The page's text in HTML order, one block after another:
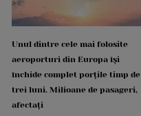
Unul dintre cele mai folosite
aeroporturi din Europa își
închide complet porțile timp de
trei luni. Milioane de pasageri,
afectați